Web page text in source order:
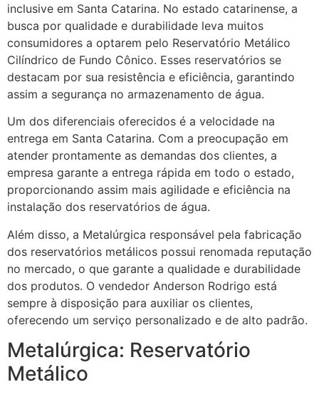
inclusive em Santa Catarina. No estado catarinense, a
busca por qualidade e durabilidade leva muitos
consumidores a optarem pelo Reservatório Metálico
Cilíndrico de Fundo Cônico. Esses reservatórios se
destacam por sua resistência e eficiência, garantindo
assim a segurança no armazenamento de água.
Um dos diferenciais oferecidos é a velocidade na
entrega em Santa Catarina. Com a preocupação em
atender prontamente as demandas dos clientes, a
empresa garante a entrega rápida em todo o estado,
proporcionando assim mais agilidade e eficiência na
instalação dos reservatórios de água.
Além disso, a Metalúrgica responsável pela fabricação
dos reservatórios metálicos possui renomada reputação
no mercado, o que garante a qualidade e durabilidade
dos produtos. O vendedor Anderson Rodrigo está
sempre à disposição para auxiliar os clientes,
oferecendo um serviço personalizado e de alto padrão.
Metalúrgica: Reservatório
Metálico